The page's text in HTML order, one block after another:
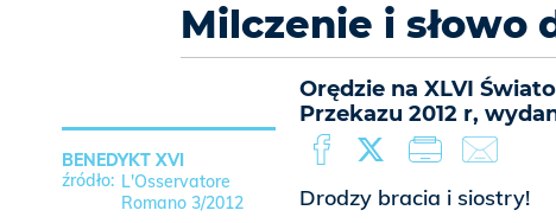
Milczenie i słowo
Orędzie na XLVI
Przekazu 2012 r,
Drodzy bracia i siostry!
BENEDYKT XVI
L'Osservatore
Romano 3/2012